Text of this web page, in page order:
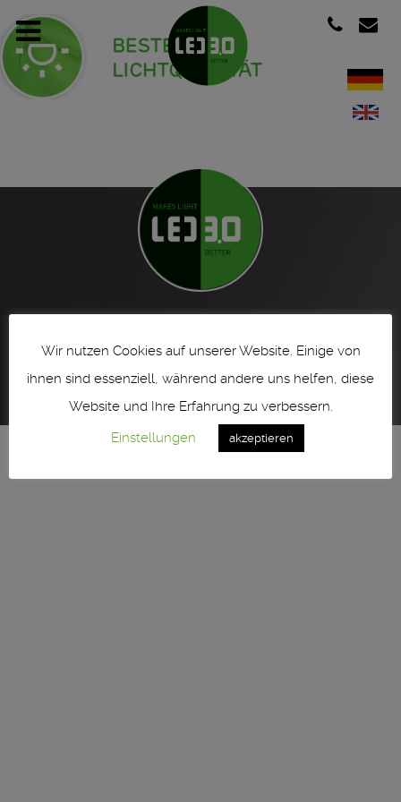
761 966 - 0 ° vertrieb@led30.de ° www.led30.de
Impressum | imprint
Wir nutzen Cookies auf unserer Website. Einige von
ihnen sind essenziell, während andere uns helfen, diese
Website und Ihre Erfahrung zu verbessern.
Einstellungen
akzeptieren